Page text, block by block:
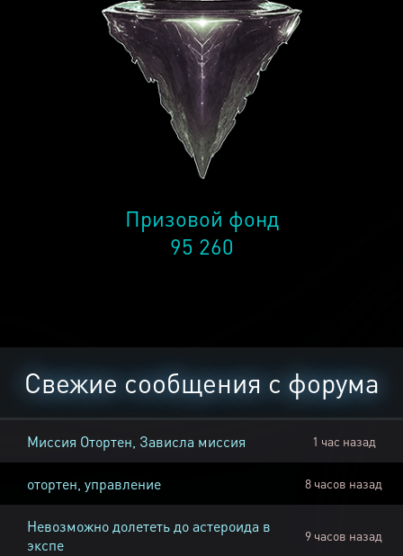
Призовой фонд
95 260
Свежие сообщения с форума
Миссия Отортен, Зависла миссия 1 час назад
отортен, управление 8 часов назад
Невозможно долететь до астероида в
экспе
9 часов назад